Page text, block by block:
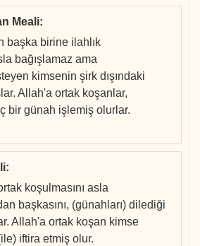
Meali:
başka birine ilahlık
bağışlamaz ama
kimsenin şirk dışındaki
Allah'a ortak koşanlar,
bir günah işlemiş olurlar.
:
koşulmasını asla
başkasını, (günahları) dilediği
Allah'a ortak koşan kimse
iftira etmiş olur.